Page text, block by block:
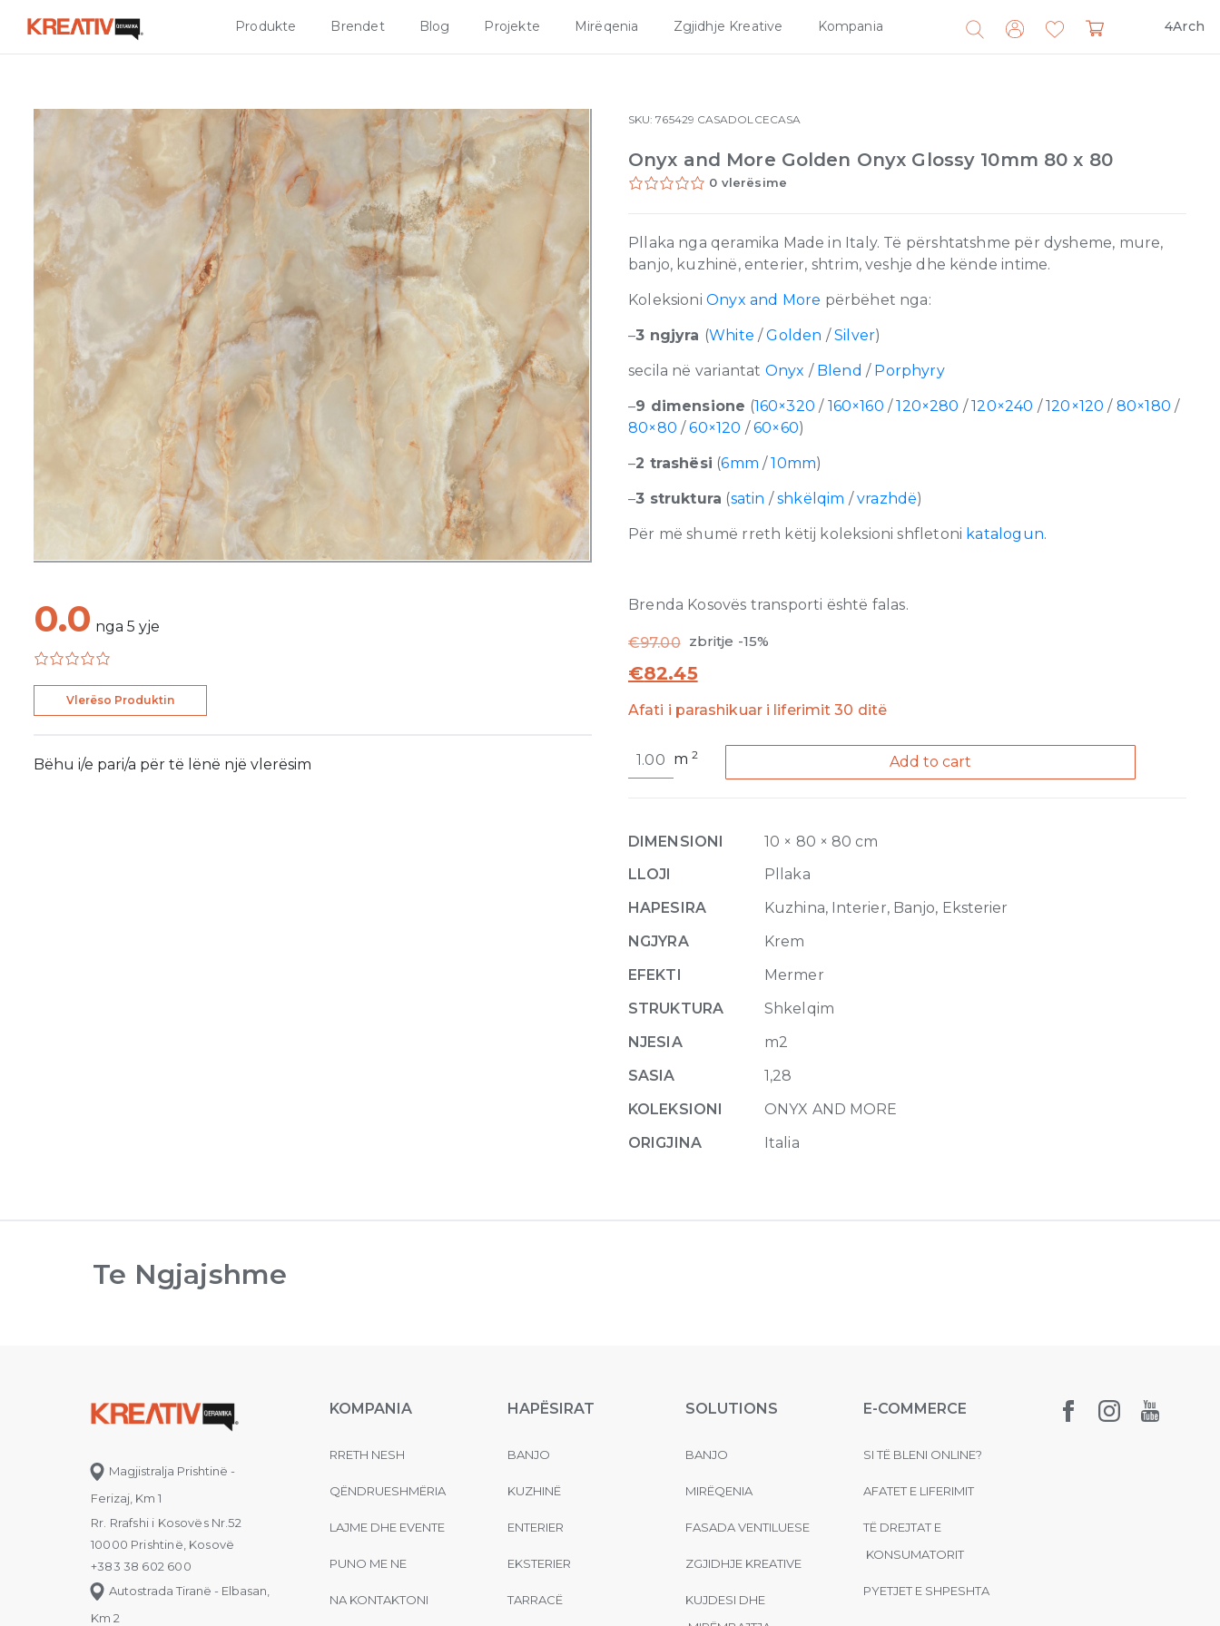
Produkte Brendet Blog Projekte Mirëqenia Zgjidhje Kreative Kompania 4Arch
Search
for:
0.0 nga 5 yje
Vlerëso Produktin
Bëhu i/e pari/a për të lënë një vlerësim
SKU:765429 CASADOLCECASA
Onyx and More Golden Onyx Glossy 10mm 80 x 80
0 vlerësime
Pllaka nga qeramika Made in Italy. Të përshtatshme për dysheme, mure,
banjo, kuzhinë, enterier, shtrim, veshje dhe kënde intime.
Koleksioni Onyx and More përbëhet nga:
–3 ngjyra (White/Golden /Silver)
secila në variantat Onyx / Blend / Porphyry
–9 dimensione (160×320 / 160×160 /120×280 /120×240 /120×120 / 80×180 /
80×80 /60×120 /60×60)
–2 trashësi (6mm/10mm)
–3 struktura (satin /shkëlqim /vrazhdë)
Për më shumë rreth këtij koleksioni shfletoni katalogun.
Brenda Kosovës transporti është falas.
€97.00 zbritje -15%
€82.45
Afati i parashikuar i liferimit 30 ditë
and
Glossy
10mm
x
80
m2 Add to cart
DIMENSIONI
10 × 80 × 80 cm
LLOJI
Pllaka
HAPESIRA
Kuzhina, Interier, Banjo, Eksterier
NGJYRA
Krem
EFEKTI
Mermer
STRUKTURA
Shkelqim
NJESIA
m2
SASIA
1,28
KOLEKSIONI
ONYX AND MORE
ORIGJINA
Italia
Te Ngjajshme
Magjistralja Prishtinë -
Ferizaj, Km 1
Rr. Rrafshi i Kosovës Nr.52
10000 Prishtinë, Kosovë
+383 38 602 600
Autostrada Tiranë - Elbasan,
Km 2
KOMPANIA
RRETH NESH
QËNDRUESHMËRIA
LAJME DHE EVENTE
PUNO ME NE
NA KONTAKTONI
HAPËSIRAT
BANJO
KUZHINË
ENTERIER
EKSTERIER
TARRACË
SOLUTIONS
BANJO
MIRËQENIA
FASADA VENTILUESE
ZGJIDHJE KREATIVE
KUJDESI DHE
E-COMMERCE
SI TË BLENI ONLINE?
AFATET E LIFERIMIT
TË DREJTAT E
KONSUMATORIT
PYETJET E SHPESHTA